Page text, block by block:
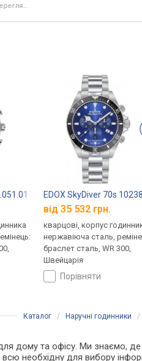
EDOX SkyDiver 70s 10238
від 35 532 грн.
кварцові, корпус
нержавіюча сталь,
браслет сталь, WR 300,
Швейцарія
порівняти
Каталог / Наручні годинники /
дому та офісу. Ми знаємо,
всю необхідну для вибору